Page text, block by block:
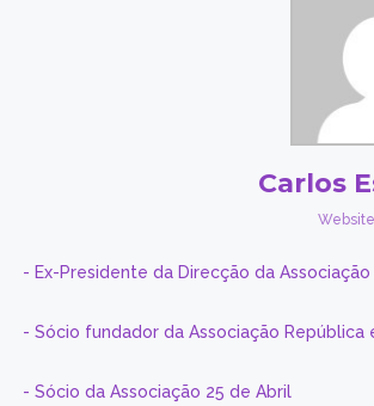
Carlos
Website
- Ex-Presidente da Direcção da
- Sócio fundador da Associação República
- Sócio da Associação 25 de Abril